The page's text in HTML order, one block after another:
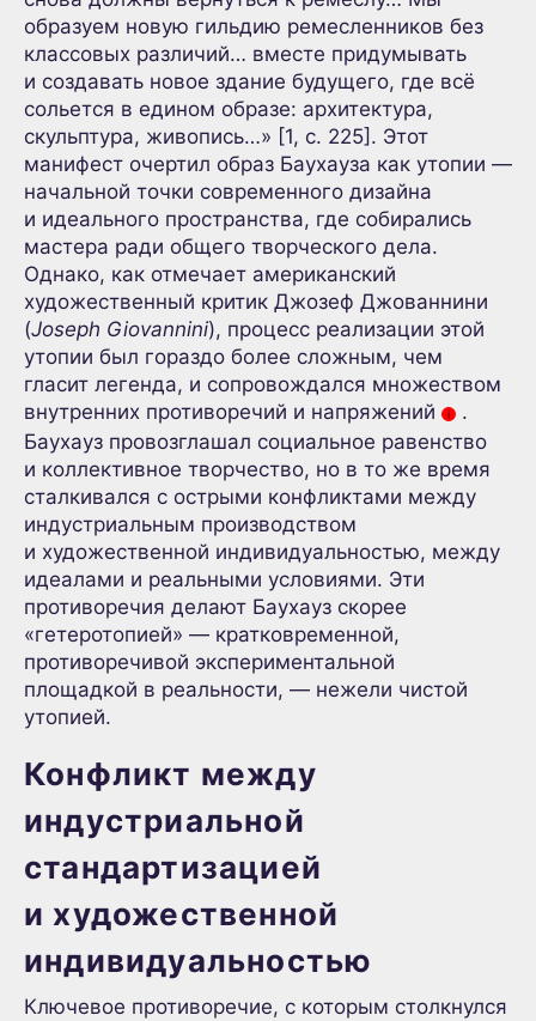
образуем новую гильдию ремесленников без
классовых различий… вместе придумывать
и создавать новое здание будущего, где всё
сольется в едином образе: архитектура,
скульптура, живопись…» [1, с. 225]. Этот
манифест очертил образ Баухауза как утопии —
начальной точки современного дизайна
и идеального пространства, где собирались
мастера ради общего творческого дела.
Однако, как отмечает американский
художественный критик Джозеф Джованнини
(Joseph Giovannini), процесс реализации этой
утопии был гораздо более сложным, чем
гласит легенда, и сопровождался множеством
внутренних противоречий и напряжений
i
.
Баухауз провозглашал социальное равенство
и коллективное творчество, но в то же время
сталкивался с острыми конфликтами между
индустриальным производством
и художественной индивидуальностью, между
идеалами и реальными условиями. Эти
противоречия делают Баухауз скорее
«гетеротопией» — кратковременной,
противоречивой экспериментальной
площадкой в реальности, — нежели чистой
утопией.
Конфликт между
индустриальной
стандартизацией
и художественной
индивидуальностью
Ключевое противоречие, с которым столкнулся